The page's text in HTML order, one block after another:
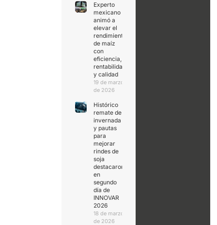
Experto
mexicano
animó a
elevar el
rendimiento
de maíz
con
eficiencia,
rentabilidad
y calidad
19 de marzo
de 2026
Histórico
remate de
invernada
y pautas
para
mejorar
rindes de
soja
destacaron
en
segundo
día de
INNOVAR
2026
18 de marzo
de 2026